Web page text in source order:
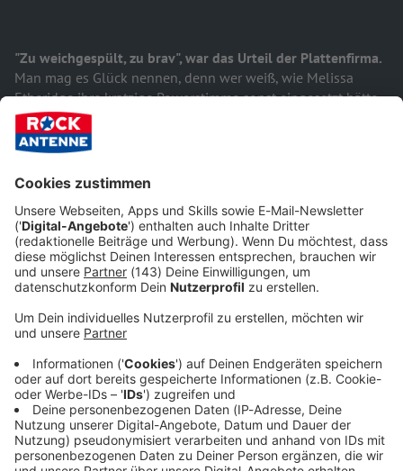
"Zu weichgespült, zu brav", war das Urteil der Plattenfirma.
Man mag es Glück nennen, denn wer weiß, wie Melissa
Etheridge ihre kratzige Powerstimme sonst eingesetzt hätte.
Innerhalb von nur vier Tagen nahm sie ihr selbstbetiteltes
Debütalbum auf und es wurde zu einem Verkaufsschlager.
Vor allem wegen der Hits "Like The Way I Do"und "Bring Me
Some Water" rissen es ihr die Leute regelrecht aus der Hand
und Kritiker bezeichnen die Scheibe als "eines der besten
Debütalben der 1980er".
Heute ist Melissa Etheridge ein Star!Mehrfach mit Platin
ausgezeichnet, zweifache Grammy-Gewinnerin und sogar
Oscar-Preisträgerin für den Song "I Need To Wake Up", den sie
für den Dokumentarfilm "Eine unbequeme Wahrheit"
geschrieben hatte.